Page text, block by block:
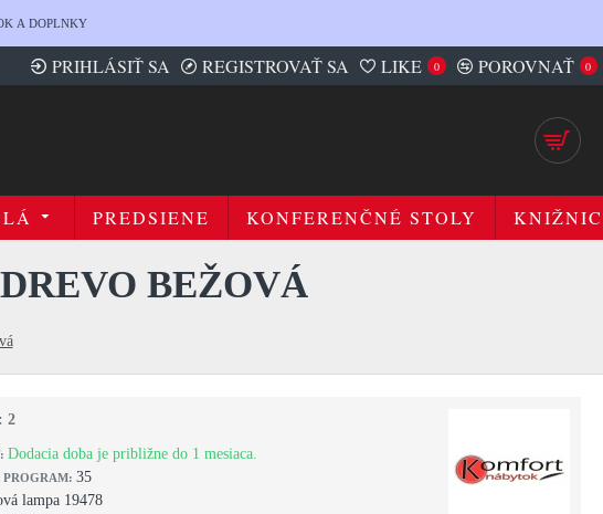
A DOPLNKY
PRIHLÁSIŤ SA REGISTROVAŤ SA LIKE 0 POROVNAŤ 0
PREDSIENE KONFERENČNÉ STOLY
BEŽOVÁ
Dodacia doba je približne do 1 mesiaca.
PROGRAM: 35
lampa 19478
2